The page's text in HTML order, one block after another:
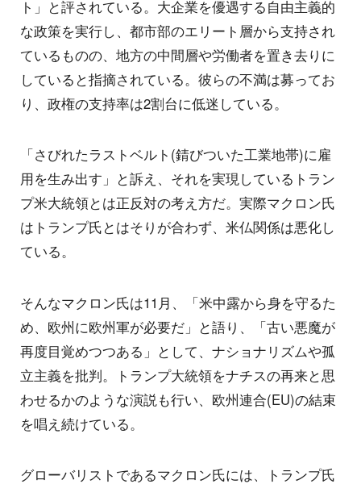
ト」と評されている。大企業を優遇する自由主義的
な政策を実行し、都市部のエリート層から支持され
ているものの、地方の中間層や労働者を置き去りに
していると指摘されている。彼らの不満は募ってお
り、政権の支持率は2割台に低迷している。
「さびれたラストベルト(錆びついた工業地帯)に雇
用を生み出す」と訴え、それを実現しているトラン
プ米大統領とは正反対の考え方だ。実際マクロン氏
はトランプ氏とはそりが合わず、米仏関係は悪化し
ている。
そんなマクロン氏は11月、「米中露から身を守るた
め、欧州に欧州軍が必要だ」と語り、「古い悪魔が
再度目覚めつつある」として、ナショナリズムや孤
立主義を批判。トランプ大統領をナチスの再来と思
わせるかのような演説も行い、欧州連合(EU)の結束
を唱え続けている。
グローバリストであるマクロン氏には、トランプ氏